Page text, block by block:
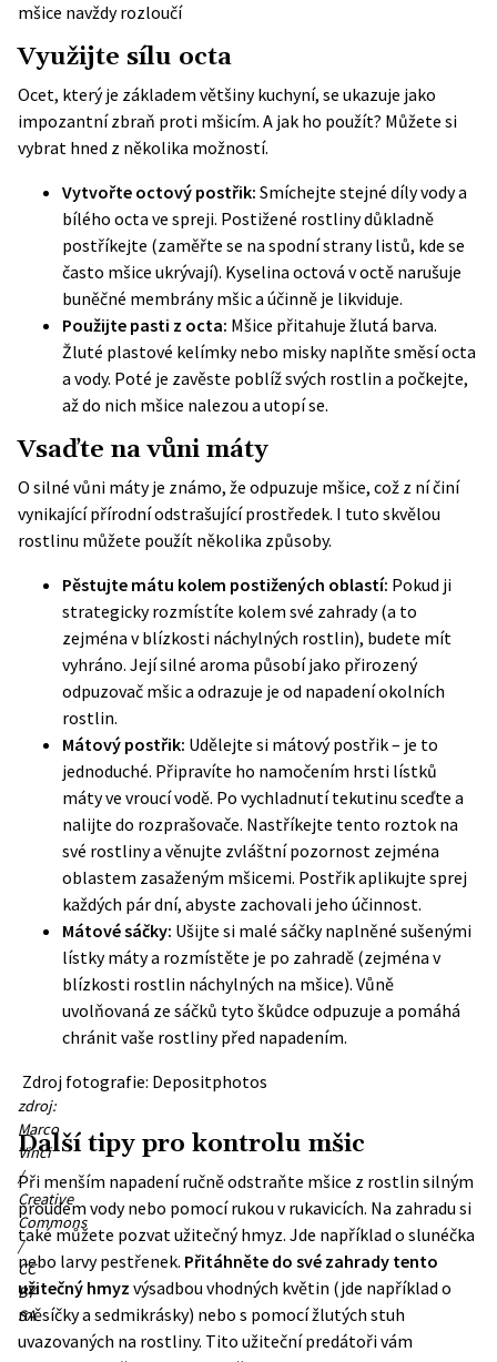
mšice navždy rozloučí
Využijte sílu octa
Ocet, který je základem většiny kuchyní, se ukazuje jako
impozantní zbraň proti mšicím. A jak ho použít? Můžete si
vybrat hned z několika možností.
Vytvořte octový postřik: Smíchejte stejné díly vody a
bílého octa ve spreji. Postižené rostliny důkladně
postříkejte (zaměřte se na spodní strany listů, kde se
často mšice ukrývají). Kyselina octová v octě narušuje
buněčné membrány mšic a účinně je likviduje.
Použijte pasti z octa: Mšice přitahuje žlutá barva.
Žluté plastové kelímky nebo misky naplňte směsí octa
a vody. Poté je zavěste poblíž svých rostlin a počkejte,
až do nich mšice nalezou a utopí se.
Vsaďte na vůni máty
O silné vůni máty je známo, že odpuzuje mšice, což z ní činí
vynikající přírodní odstrašující prostředek. I tuto skvělou
rostlinu můžete použít několika způsoby.
Pěstujte mátu kolem postižených oblastí: Pokud ji
strategicky rozmístíte kolem své zahrady (a to
zejména v blízkosti náchylných rostlin), budete mít
vyhráno. Její silné aroma působí jako přirozený
odpuzovač mšic a odrazuje je od napadení okolních
rostlin.
Mátový postřik: Udělejte si mátový postřik – je to
jednoduché. Připravíte ho namočením hrsti lístků
máty ve vroucí vodě. Po vychladnutí tekutinu sceďte a
nalijte do rozprašovače. Nastříkejte tento roztok na
své rostliny a věnujte zvláštní pozornost zejména
oblastem zasaženým mšicemi. Postřik aplikujte sprej
každých pár dní, abyste zachovali jeho účinnost.
Mátové sáčky: Ušijte si malé sáčky naplněné sušenými
lístkymátya rozmístěte je po zahradě (zejména v
blízkosti rostlin náchylných na mšice). Vůně
uvolňovaná ze sáčků tyto škůdce odpuzuje a pomáhá
chránit vaše rostliny před napadením.
zdroj:
Marco
Vinci
/
Creative
Commons
/
CC
BY-
SA
Zdroj fotografie: Depositphotos
Další tipy pro kontrolu mšic
Při menším napadení ručně odstraňte mšice z rostlin silným
proudem vody nebo pomocí rukou v rukavicích. Na zahradu si
také můžete pozvat užitečný hmyz. Jde například o slunéčka
nebo larvy pestřenek. Přitáhněte do své zahrady tento
užitečný hmyz výsadbou vhodných květin (jde například o
měsíčky a sedmikrásky) nebo s pomocí žlutých stuh
uvazovaných na rostliny. Tito užiteční predátoři vám